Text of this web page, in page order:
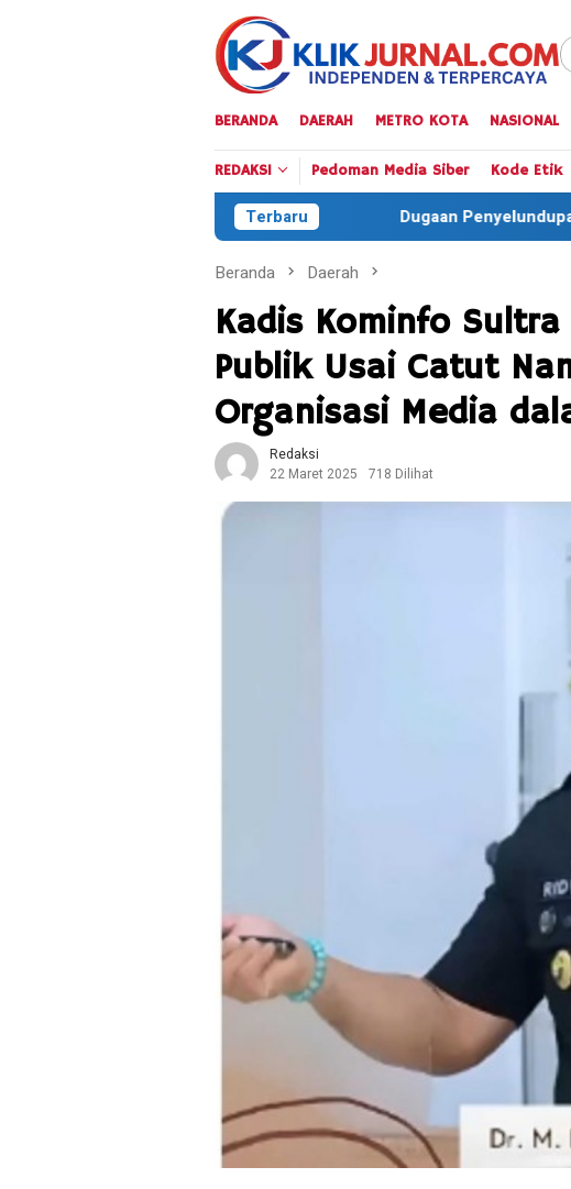
BERANDA DAERAH METRO KOTA NASIONAL
REDAKSI Pedoman Media Siber Kode Etik
Terbaru
Dugaan Penyelundupan Solar Subsidi
Beranda Daerah
Kadis Kominfo
Publik Usai Catut
Organisasi Media
Redaksi
22 Maret 2025
718 Dilihat